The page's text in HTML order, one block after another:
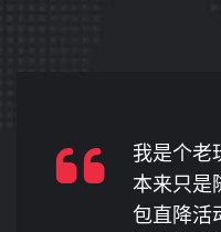
加班到崩
候点开了
适合长期